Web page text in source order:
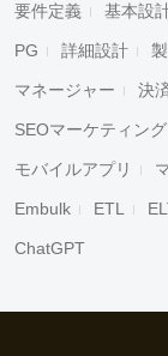
要件定義 基本設
PG 詳細設計
マネージャー 決
SEOマーケティング
モバイルアプリ
Embulk ETL
ChatGPT